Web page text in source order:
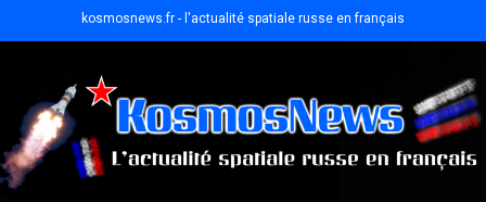
kosmosnews.fr - l'actualité spatiale russe en français